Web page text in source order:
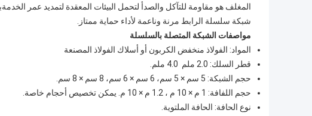
المغلف هو مقاومة للتآكل والصدأ لتحمل البيئات المعقدة لتمديد عمر
شبكة سلسلة الرابط مرنة وناعمة لأداء حماية ممتاز.
مواصفات الشبكة المتصلة بالسلسلة
المواد: الفولاذ منخفض الكربون أو أسلاك الفولاذ المصنعة
قطر السلك: 2.0 ملم ️ 4.0 ملم.
حجم الشبكة: 5 سم × 5 سم، 6 سم × 6 سم، 8 سم × 8 سم.
حجم اللفافة: 1 م × 10 م ، 1.2 م × 10 م. يمكن تخصيص أحجام خاصة.
نوع الحافة: الحافة الملتوية.